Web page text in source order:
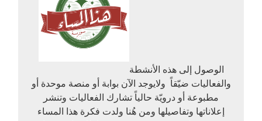
الوصول إلى هذه الأنشطة
والفعاليات ضيّقاً ولايوجد الآن بوابة أو منصة موحدة أو
مطبوعة أو درويّة حالياً تشارك الفعاليات وتنشر
إعلاناتها وتفاصيلها ومن هُنا ولدت فكرة هذا المساء